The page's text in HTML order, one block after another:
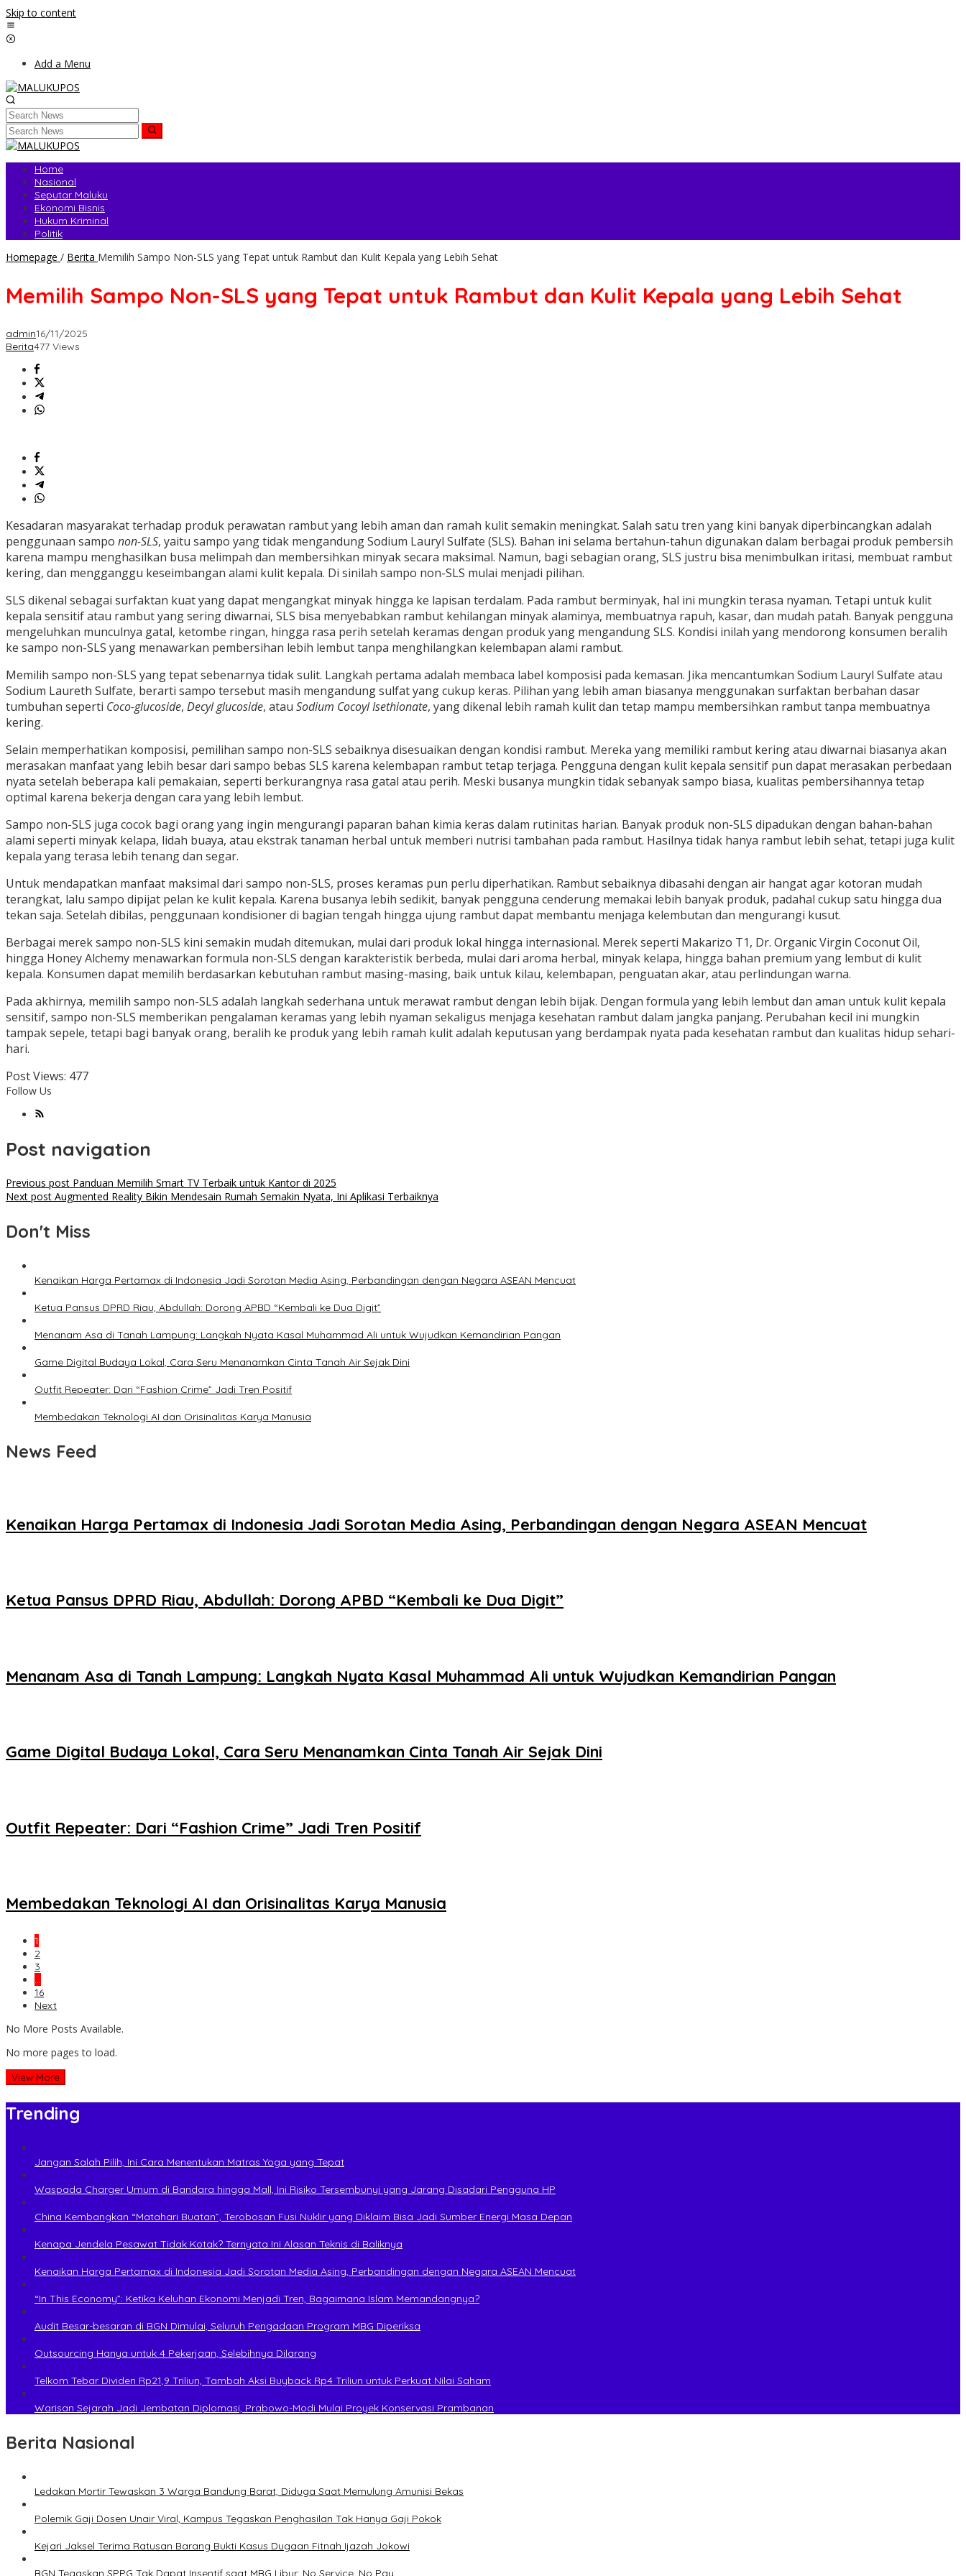
Skip to content
Add a Menu
Home
Nasional
Seputar Maluku
Ekonomi Bisnis
Hukum Kriminal
Politik
Homepage / Berita Memilih Sampo Non-SLS yang Tepat untuk Rambut dan Kulit Kepala yang Lebih Sehat
Memilih Sampo Non-SLS yang Tepat untuk Rambut dan Kulit Kepala yang Lebih Sehat
admin16/11/2025
Berita477 Views
Kesadaran masyarakat terhadap produk perawatan rambut yang lebih aman dan ramah kulit semakin meningkat. Salah satu tren yang kini banyak diperbincangkan adalah
penggunaan sampo non-SLS, yaitu sampo yang tidak mengandung Sodium Lauryl Sulfate (SLS). Bahan ini selama bertahun-tahun digunakan dalam berbagai produk pembersih
karena mampu menghasilkan busa melimpah dan membersihkan minyak secara maksimal. Namun, bagi sebagian orang, SLS justru bisa menimbulkan iritasi, membuat rambut
kering, dan mengganggu keseimbangan alami kulit kepala. Di sinilah sampo non-SLS mulai menjadi pilihan.
SLS dikenal sebagai surfaktan kuat yang dapat mengangkat minyak hingga ke lapisan terdalam. Pada rambut berminyak, hal ini mungkin terasa nyaman. Tetapi untuk kulit
kepala sensitif atau rambut yang sering diwarnai, SLS bisa menyebabkan rambut kehilangan minyak alaminya, membuatnya rapuh, kasar, dan mudah patah. Banyak pengguna
mengeluhkan munculnya gatal, ketombe ringan, hingga rasa perih setelah keramas dengan produk yang mengandung SLS. Kondisi inilah yang mendorong konsumen beralih
ke sampo non-SLS yang menawarkan pembersihan lebih lembut tanpa menghilangkan kelembapan alami rambut.
Memilih sampo non-SLS yang tepat sebenarnya tidak sulit. Langkah pertama adalah membaca label komposisi pada kemasan. Jika mencantumkan Sodium Lauryl Sulfate atau
Sodium Laureth Sulfate, berarti sampo tersebut masih mengandung sulfat yang cukup keras. Pilihan yang lebih aman biasanya menggunakan surfaktan berbahan dasar
tumbuhan seperti Coco-glucoside, Decyl glucoside, atau Sodium Cocoyl Isethionate, yang dikenal lebih ramah kulit dan tetap mampu membersihkan rambut tanpa membuatnya
kering.
Selain memperhatikan komposisi, pemilihan sampo non-SLS sebaiknya disesuaikan dengan kondisi rambut. Mereka yang memiliki rambut kering atau diwarnai biasanya akan
merasakan manfaat yang lebih besar dari sampo bebas SLS karena kelembapan rambut tetap terjaga. Pengguna dengan kulit kepala sensitif pun dapat merasakan perbedaan
nyata setelah beberapa kali pemakaian, seperti berkurangnya rasa gatal atau perih. Meski busanya mungkin tidak sebanyak sampo biasa, kualitas pembersihannya tetap
optimal karena bekerja dengan cara yang lebih lembut.
Sampo non-SLS juga cocok bagi orang yang ingin mengurangi paparan bahan kimia keras dalam rutinitas harian. Banyak produk non-SLS dipadukan dengan bahan-bahan
alami seperti minyak kelapa, lidah buaya, atau ekstrak tanaman herbal untuk memberi nutrisi tambahan pada rambut. Hasilnya tidak hanya rambut lebih sehat, tetapi juga kulit
kepala yang terasa lebih tenang dan segar.
Untuk mendapatkan manfaat maksimal dari sampo non-SLS, proses keramas pun perlu diperhatikan. Rambut sebaiknya dibasahi dengan air hangat agar kotoran mudah
terangkat, lalu sampo dipijat pelan ke kulit kepala. Karena busanya lebih sedikit, banyak pengguna cenderung memakai lebih banyak produk, padahal cukup satu hingga dua
tekan saja. Setelah dibilas, penggunaan kondisioner di bagian tengah hingga ujung rambut dapat membantu menjaga kelembutan dan mengurangi kusut.
Berbagai merek sampo non-SLS kini semakin mudah ditemukan, mulai dari produk lokal hingga internasional. Merek seperti Makarizo T1, Dr. Organic Virgin Coconut Oil,
hingga Honey Alchemy menawarkan formula non-SLS dengan karakteristik berbeda, mulai dari aroma herbal, minyak kelapa, hingga bahan premium yang lembut di kulit
kepala. Konsumen dapat memilih berdasarkan kebutuhan rambut masing-masing, baik untuk kilau, kelembapan, penguatan akar, atau perlindungan warna.
Pada akhirnya, memilih sampo non-SLS adalah langkah sederhana untuk merawat rambut dengan lebih bijak. Dengan formula yang lebih lembut dan aman untuk kulit kepala
sensitif, sampo non-SLS memberikan pengalaman keramas yang lebih nyaman sekaligus menjaga kesehatan rambut dalam jangka panjang. Perubahan kecil ini mungkin
tampak sepele, tetapi bagi banyak orang, beralih ke produk yang lebih ramah kulit adalah keputusan yang berdampak nyata pada kesehatan rambut dan kualitas hidup sehari-
hari.
Post Views: 477
Follow Us
Post navigation
Previous post Panduan Memilih Smart TV Terbaik untuk Kantor di 2025
Next post Augmented Reality Bikin Mendesain Rumah Semakin Nyata, Ini Aplikasi Terbaiknya
Don't Miss
Kenaikan Harga Pertamax di Indonesia Jadi Sorotan Media Asing, Perbandingan dengan Negara ASEAN Mencuat
Ketua Pansus DPRD Riau, Abdullah: Dorong APBD “Kembali ke Dua Digit”
Menanam Asa di Tanah Lampung: Langkah Nyata Kasal Muhammad Ali untuk Wujudkan Kemandirian Pangan
Game Digital Budaya Lokal, Cara Seru Menanamkan Cinta Tanah Air Sejak Dini
Outfit Repeater: Dari “Fashion Crime” Jadi Tren Positif
Membedakan Teknologi AI dan Orisinalitas Karya Manusia
News Feed
Kenaikan Harga Pertamax di Indonesia Jadi Sorotan Media Asing, Perbandingan dengan Negara ASEAN Mencuat
Ketua Pansus DPRD Riau, Abdullah: Dorong APBD “Kembali ke Dua Digit”
Menanam Asa di Tanah Lampung: Langkah Nyata Kasal Muhammad Ali untuk Wujudkan Kemandirian Pangan
Game Digital Budaya Lokal, Cara Seru Menanamkan Cinta Tanah Air Sejak Dini
Outfit Repeater: Dari “Fashion Crime” Jadi Tren Positif
Membedakan Teknologi AI dan Orisinalitas Karya Manusia
1
2
3
…
16
Next
No More Posts Available.
No more pages to load.
View More
Trending
Jangan Salah Pilih, Ini Cara Menentukan Matras Yoga yang Tepat
Waspada Charger Umum di Bandara hingga Mall, Ini Risiko Tersembunyi yang Jarang Disadari Pengguna HP
China Kembangkan “Matahari Buatan”, Terobosan Fusi Nuklir yang Diklaim Bisa Jadi Sumber Energi Masa Depan
Kenapa Jendela Pesawat Tidak Kotak? Ternyata Ini Alasan Teknis di Baliknya
Kenaikan Harga Pertamax di Indonesia Jadi Sorotan Media Asing, Perbandingan dengan Negara ASEAN Mencuat
“In This Economy”: Ketika Keluhan Ekonomi Menjadi Tren, Bagaimana Islam Memandangnya?
Audit Besar-besaran di BGN Dimulai, Seluruh Pengadaan Program MBG Diperiksa
Outsourcing Hanya untuk 4 Pekerjaan, Selebihnya Dilarang
Telkom Tebar Dividen Rp21,9 Triliun, Tambah Aksi Buyback Rp4 Triliun untuk Perkuat Nilai Saham
Warisan Sejarah Jadi Jembatan Diplomasi, Prabowo-Modi Mulai Proyek Konservasi Prambanan
Berita Nasional
Ledakan Mortir Tewaskan 3 Warga Bandung Barat, Diduga Saat Memulung Amunisi Bekas
Polemik Gaji Dosen Unair Viral, Kampus Tegaskan Penghasilan Tak Hanya Gaji Pokok
Kejari Jaksel Terima Ratusan Barang Bukti Kasus Dugaan Fitnah Ijazah Jokowi
BGN Tegaskan SPPG Tak Dapat Insentif saat MBG Libur: No Service, No Pay